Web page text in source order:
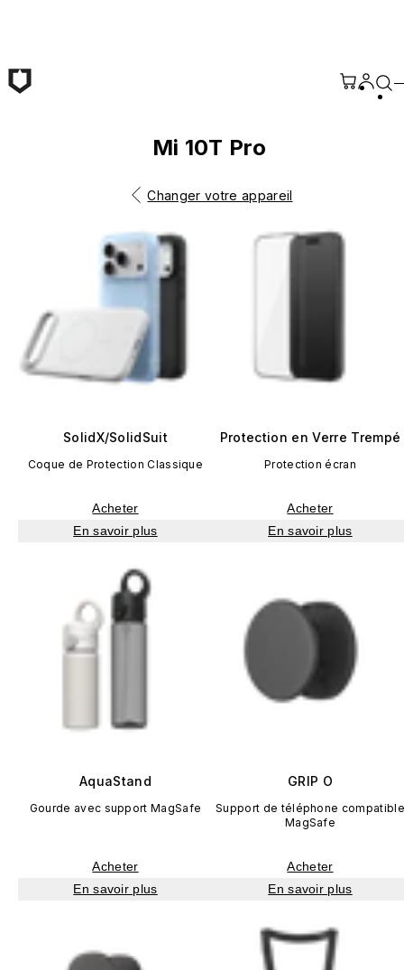
Mi 10T Pro
Changer votre appareil
SolidX/SolidSuit
Coque de Protection Classique
Acheter
En savoir plus
Protection en Verre Trempé
Protection écran
Acheter
En savoir plus
AquaStand
Gourde avec support MagSafe
Acheter
En savoir plus
GRIP O
Support de téléphone compatible
MagSafe
Acheter
En savoir plus